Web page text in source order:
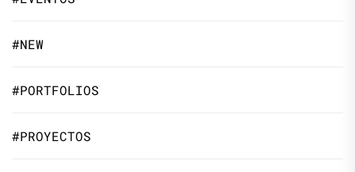
#NEW
#PORTFOLIOS
#PROYECTOS